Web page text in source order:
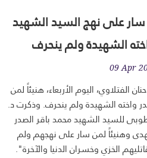
سار على نهج السيد الشهيد
الشهيدة ولم ينحرف
09 Apr
الفتلاوي، اليوم الأربعاء، هنيئاً لمن
واخته الشهيدة ولم ينحرف. وذكرت د.
للسيد الشهيد محمد باقر الصدر
وهنيئاً لمن سار على نهجهم ولم
الخزي وخسران الدنيا والآخرة".